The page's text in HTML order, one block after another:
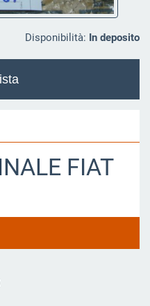
Disponibilità: In deposito
FIAT